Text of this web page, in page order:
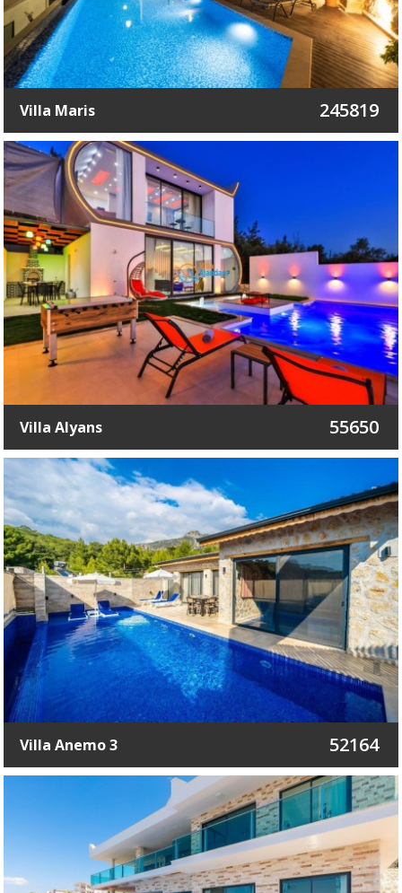
Villa Maris 245819
Villa Alyans 55650
Villa Anemo 3 52164